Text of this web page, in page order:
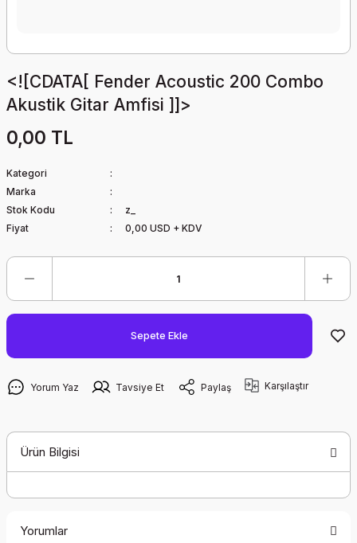
<![CDATA[ Fender Acoustic 200 Combo
Akustik Gitar Amfisi ]]>
0,00 TL
Kategori
Marka
Stok Kodu
z_
Fiyat
0,00 USD + KDV
Sepete Ekle
Yorum Yaz Tavsiye Et Paylaş Karşılaştır
Ürün Bilgisi
Yorumlar